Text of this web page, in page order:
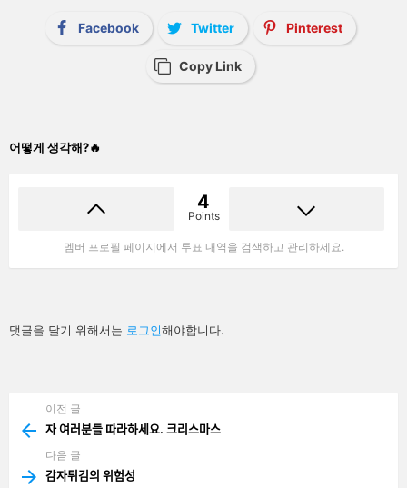
Facebook Twitter Pinterest
Copy Link
어떻게 생각해?🔥
4
Points
멤버 프로필 페이지에서 투표 내역을 검색하고 관리하세요.
답
글
댓글을 달기 위해서는 로그인해야합니다.
more
이전 글
자 여러분들 따라하세요. 크리스마스
다음 글
감자튀김의 위험성